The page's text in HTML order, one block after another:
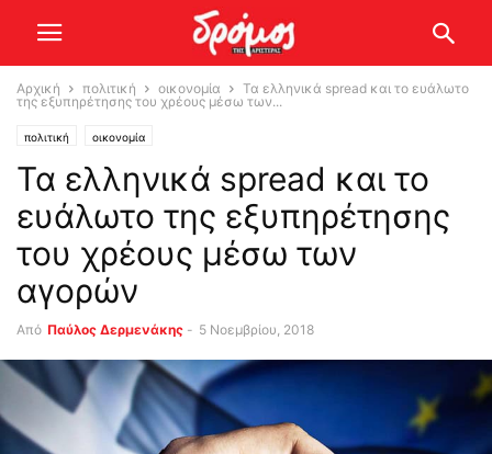
Αρχική πολιτική οικονομία
Τα ελληνικά spread και το ευάλωτο
της εξυπηρέτησης του χρέους μέσω των...
πολιτική οικονομία
Τα ελληνικά spread και το
ευάλωτο της εξυπηρέτησης
του χρέους μέσω των
αγορών
Από Παύλος Δερμενάκης - 5 Νοεμβρίου, 2018